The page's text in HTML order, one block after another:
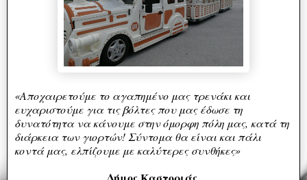
«Αποχαιρετούμε το αγαπημένο μας τρενάκι και
ευχαριστούμε για τις βόλτες που μας έδωσε τη
δυνατότητα να κάνουμε στην όμορφη πόλη μας, κατά τη
διάρκεια των γιορτών! Σύντομα θα είναι και πάλι
κοντά μας, ελπίζουμε με καλύτερες συνθήκες»